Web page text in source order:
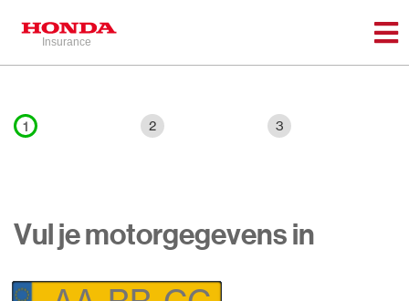
1 2 3
Vul je motorgegevens in